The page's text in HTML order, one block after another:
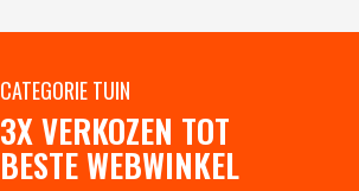
CATEGORIE TUIN
3X VERKOZEN TOT
BESTE WEBWINKEL